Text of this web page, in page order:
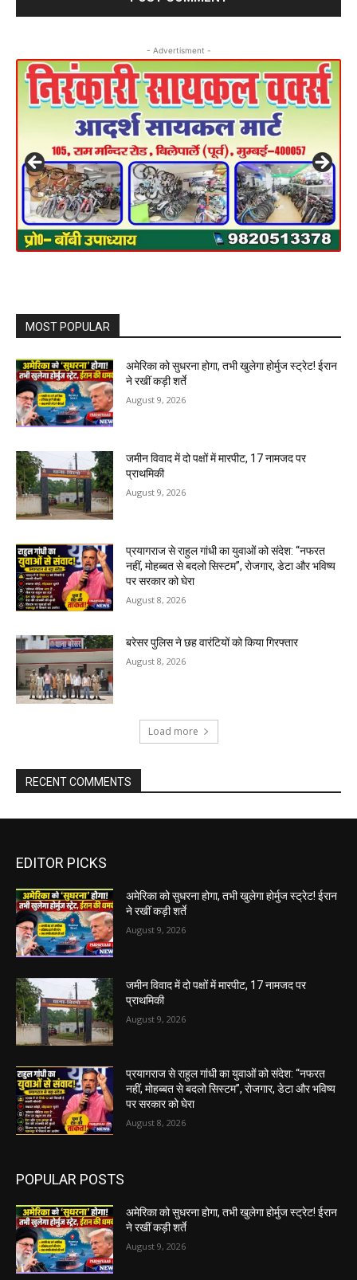
- Advertisment -
MOST POPULAR
अमेरिका को सुधरना होगा, तभी खुलेगा होर्मुज स्ट्रेट! ईरान
ने रखीं कड़ी शर्ते
August 9, 2026
जमीन विवाद में दो पक्षों में मारपीट, 17 नामजद पर
प्राथमिकी
August 9, 2026
प्रयागराज से राहुल गांधी का युवाओं को संदेश: “नफरत
नहीं, मोहब्बत से बदलो सिस्टम”, रोजगार, डेटा और भविष्य
पर सरकार को घेरा
August 8, 2026
बरेसर पुलिस ने छह वारंटियों को किया गिरफ्तार
August 8, 2026
Load more
RECENT COMMENTS
EDITOR PICKS
अमेरिका को सुधरना होगा, तभी खुलेगा होर्मुज स्ट्रेट! ईरान
ने रखीं कड़ी शर्ते
August 9, 2026
जमीन विवाद में दो पक्षों में मारपीट, 17 नामजद पर
प्राथमिकी
August 9, 2026
प्रयागराज से राहुल गांधी का युवाओं को संदेश: “नफरत
नहीं, मोहब्बत से बदलो सिस्टम”, रोजगार, डेटा और भविष्य
पर सरकार को घेरा
August 8, 2026
POPULAR POSTS
अमेरिका को सुधरना होगा, तभी खुलेगा होर्मुज स्ट्रेट! ईरान
ने रखीं कड़ी शर्ते
August 9, 2026